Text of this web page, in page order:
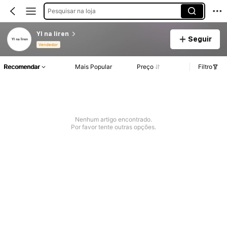
Pesquisar na loja
YI na liren
Vendedor
Seguir
Recomendar Mais Popular Preço Filtro
Nenhum artigo encontrado.
Por favor tente outras opções.